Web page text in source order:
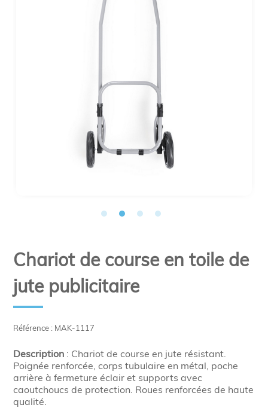
Référence : MAK-1117
Chariot de course en toile de
jute publicitaire
Description : Chariot de course en jute résistant.
Poignée renforcée, corps tubulaire en métal, poche
arrière à fermeture éclair et supports avec
caoutchoucs de protection. Roues renforcées de haute
qualité.